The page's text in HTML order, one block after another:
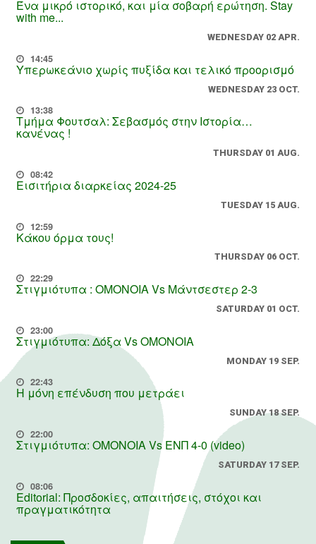
Ένα μικρό ιστορικό, και μία σοβαρή ερώτηση. Stay
with me...
WEDNESDAY 02 APR.
14:45
Υπερωκεάνιο χωρίς πυξίδα και τελικό προορισμό
WEDNESDAY 23 OCT.
13:38
Τμήμα Φουτσαλ: Σεβασμός στην Ιστορία…
κανένας !
THURSDAY 01 AUG.
08:42
Εισιτήρια διαρκείας 2024-25
TUESDAY 15 AUG.
12:59
Κάκου όρμα τους!
THURSDAY 06 OCT.
22:29
Στιγμιότυπα : ΟΜΟΝΟΙΑ Vs Μάντσεστερ 2-3
SATURDAY 01 OCT.
23:00
Στιγμιότυπα: Δόξα Vs OMONOIA
MONDAY 19 SEP.
22:43
Η μόνη επένδυση που μετράει
SUNDAY 18 SEP.
22:00
Στιγμιότυπα: ΟΜΟΝΟΙΑ Vs ΕΝΠ 4-0 (video)
SATURDAY 17 SEP.
08:06
Editorial: Προσδοκίες, απαιτήσεις, στόχοι και
πραγματικότητα